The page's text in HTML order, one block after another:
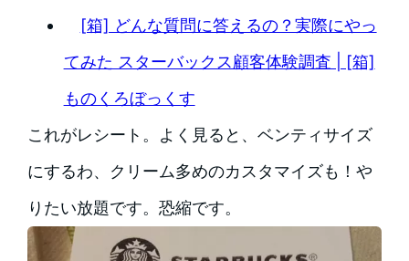
[箱] どんな質問に答えるの？実際にやっ
てみた スターバックス顧客体験調査 | [箱]
ものくろぼっくす
これがレシート。よく見ると、ベンティサイズ
にするわ、クリーム多めのカスタマイズも！や
りたい放題です。恐縮です。